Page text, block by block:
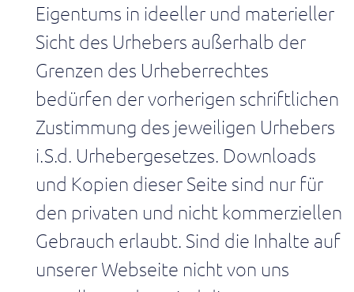
simulieren,
analysieren
und
kontinuierlich
verbessern.
Eigentums in ideeller und materieller
Sicht des Urhebers außerhalb der
Grenzen des Urheberrechtes
bedürfen der vorherigen schriftlichen
Zustimmung des jeweiligen Urhebers
i.S.d. Urhebergesetzes. Downloads
und Kopien dieser Seite sind nur für
den privaten und nicht kommerziellen
Gebrauch erlaubt. Sind die Inhalte auf
unserer Webseite nicht von uns